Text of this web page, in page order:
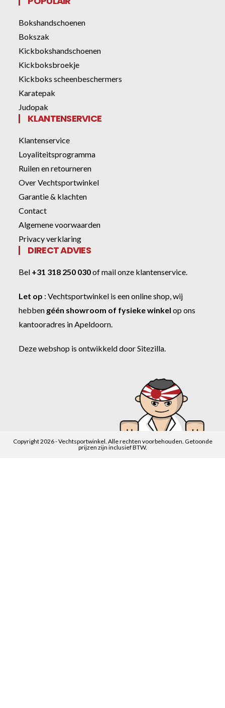
Bokshandschoenen
Bokszak
Kickbokshandschoenen
Kickboksbroekje
Kickboks scheenbeschermers
Karatepak
Judopak
KLANTENSERVICE
Klantenservice
Loyaliteitsprogramma
Ruilen en retourneren
Over Vechtsportwinkel
Garantie & klachten
Contact
Algemene voorwaarden
Privacy verklaring
DIRECT ADVIES
Bel +31 318 250 030ofmail onze klantenservice.
Let op :Vechtsportwinkel is een online shop, wij
hebben géén showroom of fysieke winkel op ons
kantooradres in Apeldoorn.
Deze webshop is ontwikkeld doorSitezilla.
Copyright 2026 - Vechtsportwinkel. Alle rechten voorbehouden. Getoonde
prijzen zijn inclusief BTW.